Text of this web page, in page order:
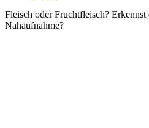
Fleisch oder Fruchtfleisch? Erkennst
Nahaufnahme?